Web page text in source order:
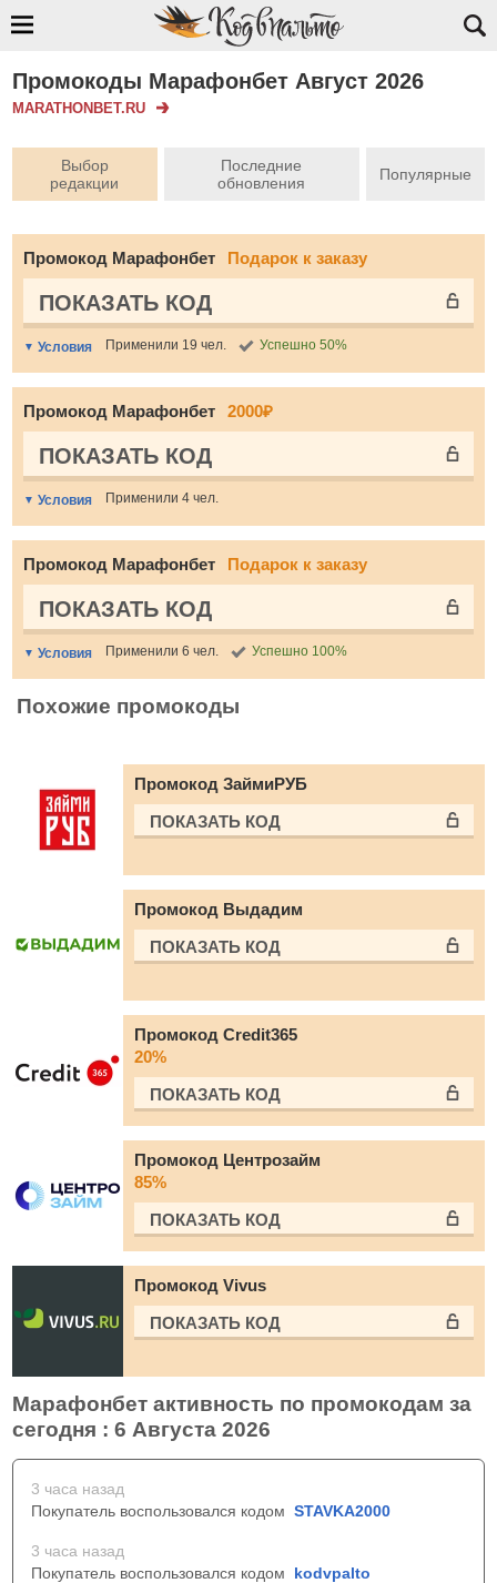
Промокоды Марафонбет Август 2026
MARATHONBET.RU
Выбор
редакции
Последние
обновления
Популярные
Промокод Марафонбет Подарок к заказу
ПОКАЗАТЬ КОД
Условия Применили 19 чел. Успешно 50%
Промокод Марафонбет 2000₽
ПОКАЗАТЬ КОД
Условия Применили 4 чел.
Промокод Марафонбет Подарок к заказу
ПОКАЗАТЬ КОД
Условия Применили 6 чел. Успешно 100%
Похожие промокоды
Промокод ЗаймиРУБ
ПОКАЗАТЬ КОД
Промокод Выдадим
ПОКАЗАТЬ КОД
Промокод Credit365
20%
ПОКАЗАТЬ КОД
Промокод Центрозайм
85%
ПОКАЗАТЬ КОД
Промокод Vivus
ПОКАЗАТЬ КОД
Марафонбет активность по промокодам за
сегодня : 6 Августа 2026
3 часа назад
Покупатель воспользовался кодом STAVKA2000
3 часа назад
Покупатель воспользовался кодом kodvpalto